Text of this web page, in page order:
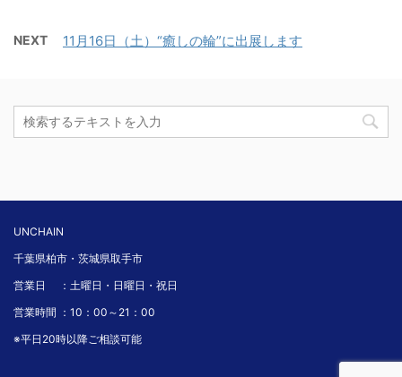
NEXT 11月16日（土）“癒しの輪”に出展します
UNCHAIN
千葉県柏市・茨城県取手市
営業日 ：土曜日・日曜日・祝日
営業時間 ：10：00～21：00
※平日20時以降ご相談可能